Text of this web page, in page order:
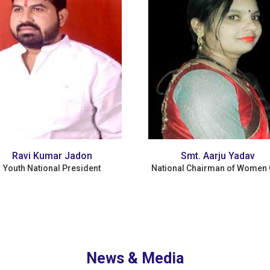
Smt. Aarju Yadav
Chairman of Women Cell
Adv. B.N Singh Yadav
Founder/Chairman
News & Media